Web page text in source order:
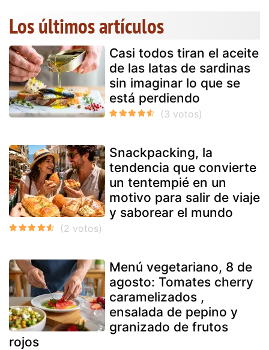
Los últimos artículos
Casi todos tiran el aceite
de las latas de sardinas
sin imaginar lo que se
está perdiendo
Snackpacking, la
tendencia que convierte
un tentempié en un
motivo para salir de viaje
y saborear el mundo
Menú vegetariano, 8 de
agosto: Tomates cherry
caramelizados ,
ensalada de pepino y
granizado de frutos
rojos